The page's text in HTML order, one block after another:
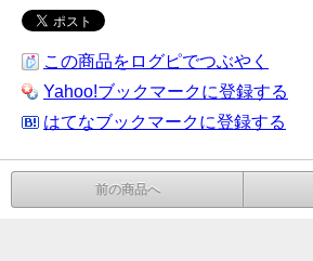
この商品をログピでつぶやく
Yahoo!ブックマークに登録する
はてなブックマークに登録する
前の商品へ